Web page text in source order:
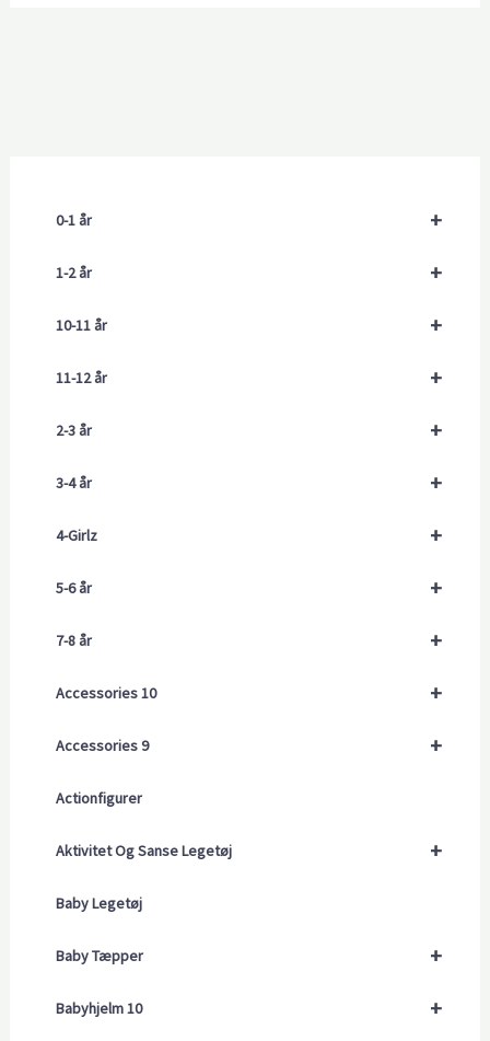
+
0-1 år
+
1-2 år
+
10-11 år
+
11-12 år
+
2-3 år
+
3-4 år
+
4-Girlz
+
5-6 år
+
7-8 år
+
Accessories 10
+
Accessories 9
Actionfigurer
+
Aktivitet Og Sanse Legetøj
Baby Legetøj
+
Baby Tæpper
+
Babyhjelm 10